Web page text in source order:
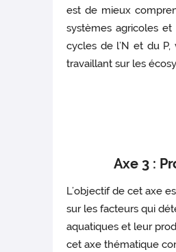
est de mieux
systèmes agricoles
cycles de l’N et du
travaillant sur les
Axe 3 :
L’objectif de cet axe
sur les facteurs qui
aquatiques et leur
cet axe thématique